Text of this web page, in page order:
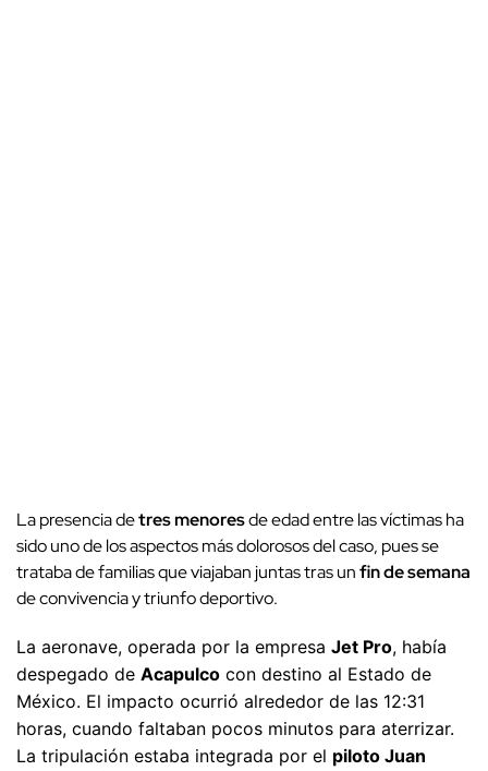
La presencia detres menoresde edad entre las víctimas ha
sido uno de los aspectos más dolorosos del caso, pues se
trataba de familias que viajaban juntas tras unfin de semana
de convivencia y triunfo deportivo.
La aeronave, operada por la empresa Jet Pro, había
despegado de Acapulco con destino al Estado de
México. El impacto ocurrió alrededor de las 12:31
horas, cuando faltaban pocos minutos para aterrizar.
La tripulación estaba integrada por el piloto Juan